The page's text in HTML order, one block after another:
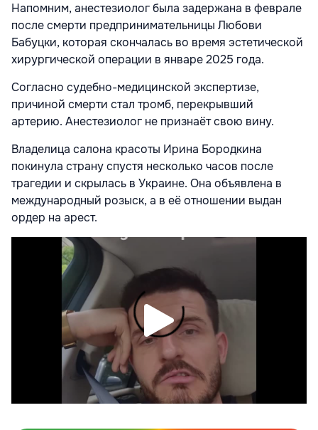
Напомним, анестезиолог была задержана в феврале
после смерти предпринимательницы Любови
Бабуцки, которая скончалась во время эстетической
хирургической операции в январе 2025 года.
Согласно судебно-медицинской экспертизе,
причиной смерти стал тромб, перекрывший
артерию. Анестезиолог не признаёт свою вину.
Владелица салона красоты Ирина Бородкина
покинула страну спустя несколько часов после
трагедии и скрылась в Украине. Она объявлена в
международный розыск, а в её отношении выдан
ордер на арест.